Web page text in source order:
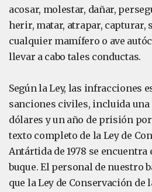
acosar, molestar, dañar,
herir, matar, atrapar, capturar,
cualquier mamífero o ave
llevar a cabo tales conductas.
Según la Ley, las infracciones
sanciones civiles, incluida una
dólares y un año de prisión
texto completo de la Ley de
Antártida de 1978 se
buque. El personal de nuestro
que la Ley de Conservación de